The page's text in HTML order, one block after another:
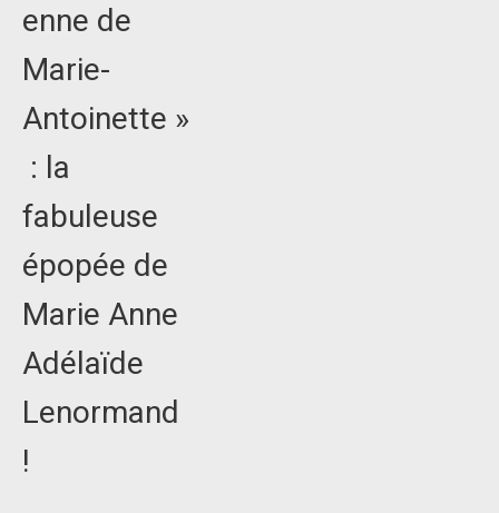
enne de
Marie-
Antoinette »
: la
fabuleuse
épopée de
Marie Anne
Adélaïde
Lenormand
!